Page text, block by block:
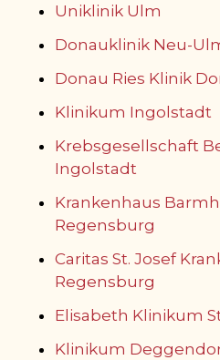
Uniklinik Ulm
Donauklinik Neu-
Donau Ries Klinik
Klinikum Ingolstadt
Krebsgesellschaft
Ingolstadt
Krankenhaus
Regensburg
Caritas St. Josef
Regensburg
Elisabeth Klinikum
Klinikum